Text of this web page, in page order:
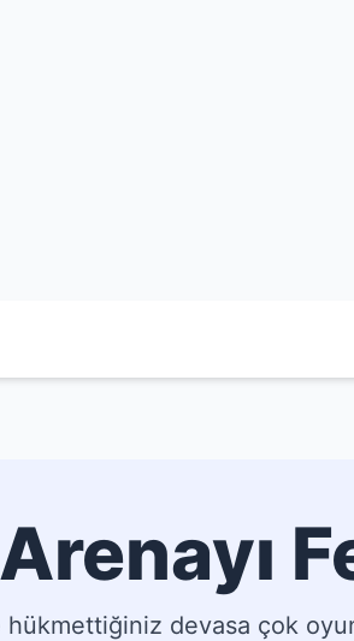
devasa çok